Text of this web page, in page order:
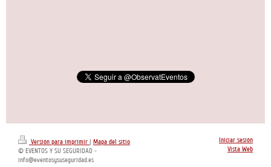
Versión para imprimir | Mapa del sitio
© EVENTOS Y SU SEGURIDAD -
info@eventosysuseguridad.es
Iniciar sesión
Vista Web